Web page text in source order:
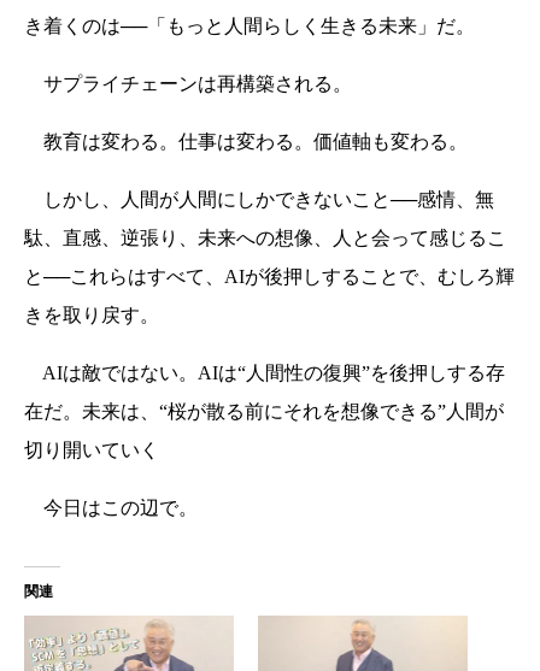
き着くのは──「もっと人間らしく生きる未来」だ。
サプライチェーンは再構築される。
教育は変わる。仕事は変わる。価値軸も変わる。
しかし、人間が人間にしかできないこと──感情、無
駄、直感、逆張り、未来への想像、人と会って感じるこ
と──これらはすべて、AIが後押しすることで、むしろ輝
きを取り戻す。
AIは敵ではない。AIは“人間性の復興”を後押しする存
在だ。未来は、“桜が散る前にそれを想像できる”人間が
切り開いていく
今日はこの辺で。
関連